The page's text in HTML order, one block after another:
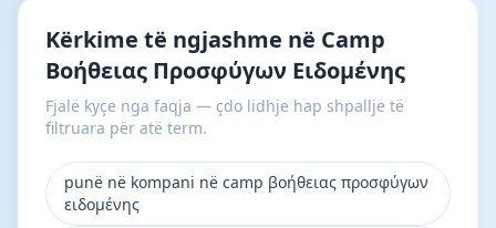
Kërkime të ngjashme në Camp
Βοήθειας Προσφύγων Ειδoμένης
Fjalë kyçe nga faqja — çdo lidhje hap shpallje të
filtruara për atë term.
punë në kompani në camp βοήθειας προσφύγων
ειδoμένης